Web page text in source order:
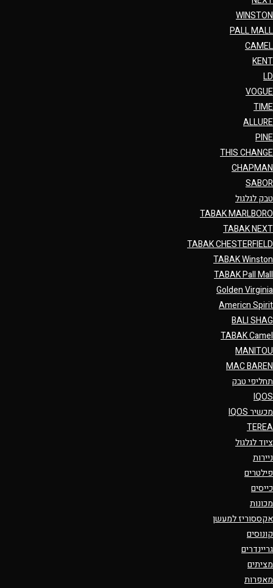
WINSTON
PALL MALL
CAMEL
KENT
LD
VOGUE
TIME
ALLURE
PINE
THIS CHANGE
CHAPMAN
SABOR
טבק לגלגול
TABAK MARLBORO
TABAK NEXT
TABAK CHESTERFIELD
TABAK Winston
TABAK Pall Mall
Golden Virginia
Americn Spirit
BALI SHAG
TABAK Camel
MANITOU
MAC BAREN
תחליפי טבק
IQOS
מכשיר IQOS
TEREA
ציוד לגלגול
ניירות
פילטרים
כייסים
מכונות
אקססוריז למעשן
קונוסים
גריינדרים
מציתים
מאפרות